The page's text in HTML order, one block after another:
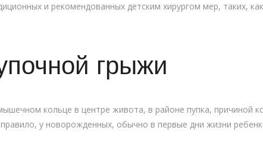
и рекомендованных детским хирургом мер, таких,
грыжи
кольце в центре живота, в районе пупка, причиной
у новорожденных, обычно в первые дни жизни